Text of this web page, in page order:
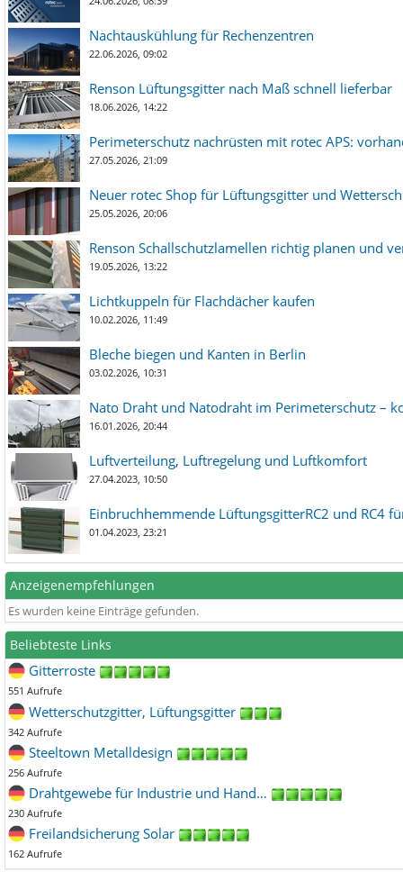
Nachtauskühlung für Rechenzentren
22.06.2026, 09:02
Renson Lüftungsgitter nach Maß schnell lieferbar
18.06.2026, 14:22
Perimeterschutz nachrüsten mit rotec APS:
27.05.2026, 21:09
Neuer rotec Shop für Lüftungsgitter und
25.05.2026, 20:06
Renson Schallschutzlamellen richtig planen und
19.05.2026, 13:22
Lichtkuppeln für Flachdächer kaufen
10.02.2026, 11:49
Bleche biegen und Kanten in Berlin
03.02.2026, 10:31
Nato Draht und Natodraht im Perimeterschutz –
16.01.2026, 20:44
Luftverteilung, Luftregelung und Luftkomfort
27.04.2023, 10:50
Einbruchhemmende LüftungsgitterRC2 und RC4
01.04.2023, 23:21
Anzeigenempfehlungen
Es wurden keine Einträge gefunden.
Beliebteste Links
Gitterroste
551 Aufrufe
Wetterschutzgitter, Lüftungsgitter
342 Aufrufe
Steeltown Metalldesign
256 Aufrufe
Drahtgewebe für Industrie und Hand…
230 Aufrufe
Freilandsicherung Solar
162 Aufrufe